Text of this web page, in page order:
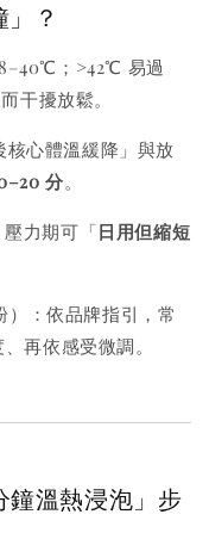
？
；>42℃ 易過
干擾放鬆。
核心體溫緩降」與放
分。
力期可「日用但縮短
）：依品牌指引，常
再依感受微調。
鐘溫熱浸泡」步